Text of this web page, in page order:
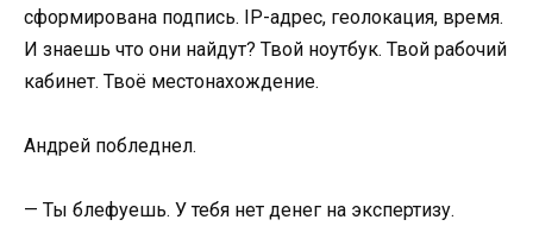
сформирована подпись. IP-адрес, геолокация, время.
И знаешь что они найдут? Твой ноутбук. Твой рабочий
кабинет. Твоё местонахождение.
Андрей побледнел.
— Ты блефуешь. У тебя нет денег на экспертизу.